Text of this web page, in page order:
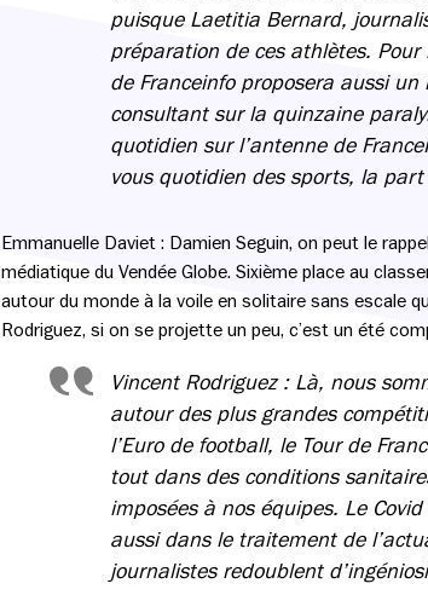
puisque Laetitia Bernard,
préparation de ces athlètes. Pour
de Franceinfo proposera aussi
consultant sur la quinzaine
quotidien sur l’antenne de
vous quotidien des sports, la part
Emmanuelle Daviet : Damien Seguin, on peut le
médiatique du Vendée Globe. Sixième place au
autour du monde à la voile en solitaire sans escale
Rodriguez, si on se projette un peu, c’est un été
Vincent Rodriguez : Là, nous
autour des plus grandes
l’Euro de football, le Tour de
tout dans des conditions
imposées à nos équipes. Le
aussi dans le traitement de
journalistes redoublent